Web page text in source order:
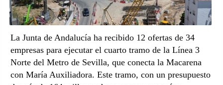
La Junta de Andalucía ha recibido 12 ofertas de 34
empresas para ejecutar el cuarto tramo de la Línea 3
Norte del Metro de Sevilla, que conecta la Macarena
con María Auxiliadora. Este tramo, con un presupuesto